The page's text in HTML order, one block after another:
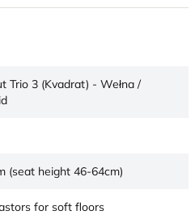
Trio 3 (Kvadrat) - Wełna /
(seat height 46-64cm)
for soft floors